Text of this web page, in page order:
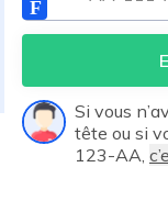
Si vous
tête ou si
123-AA,